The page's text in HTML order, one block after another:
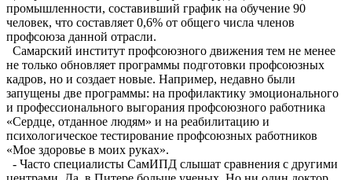
промышленности, составивший график на обучение 90
человек, что составляет 0,6% от общего числа членов
профсоюза данной отрасли.
Самарский институт профсоюзного движения тем не менее
не только обновляет программы подготовки профсоюзных
кадров, но и создает новые. Например, недавно были
запущены две программы: на профилактику эмоционального
и профессионального выгорания профсоюзного работника
«Сердце, отданное людям» и на реабилитацию и
психологическое тестирование профсоюзных работников
«Мое здоровье в моих руках».
- Часто специалисты СамИПД слышат сравнения с другими